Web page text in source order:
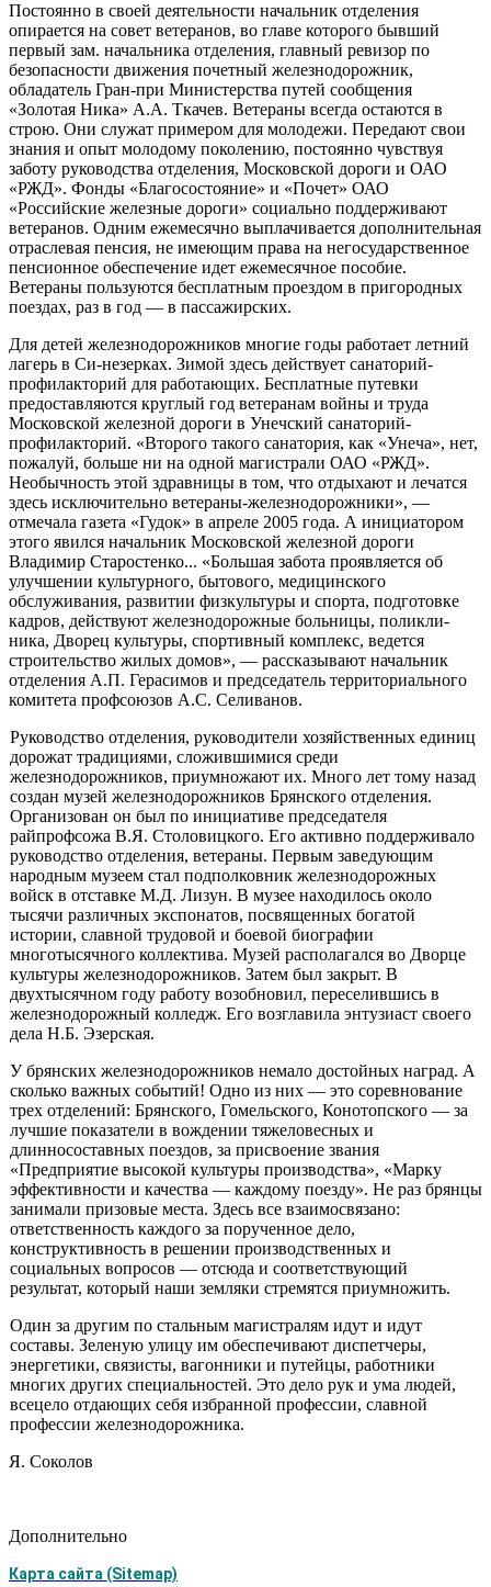
Постоянно в своей деятельности начальник отделения
опирается на совет ве­теранов, во главе которого бывший
первый зам. начальника отделения, главный ревизор по
безопасности движения почетный железнодорожник,
обладатель Гран-при Министерства путей сообщения
«Золотая Ника» А.А. Ткачев. Вете­раны всегда остаются в
строю. Они служат примером для молодежи. Передают свои
знания и опыт молодому поколению, постоянно чувствуя
заботу руководс­тва отделения, Московской дороги и ОАО
«РЖД». Фонды «Благосостояние» и «Почет» ОАО
«Российские железные дороги» социально поддерживают
вете­ранов. Одним ежемесячно выплачивается дополнительная
отраслевая пенсия, не имеющим права на негосударственное
пенсионное обеспечение идет еже­месячное пособие.
Ветераны пользуются бесплатным проездом в пригородных
поездах, раз в год — в пассажирских.
Для детей железнодорожников многие годы работает летний
лагерь в Си-незерках. Зимой здесь действует санаторий-
профилакторий для работающих. Бесплатные путевки
предоставляются круглый год ветеранам войны и труда
Московской железной дороги в Унечский санаторий-
профилакторий. «Второго такого санатория, как «Унеча», нет,
пожалуй, больше ни на одной магистрали ОАО «РЖД».
Необычность этой здравницы в том, что отдыхают и лечатся
здесь исключительно ветераны-железнодорожники», —
отмечала газета «Гудок» в ап­реле 2005 года. А инициатором
этого явился начальник Московской железной дороги
Владимир Старостенко... «Большая забота проявляется об
улучшении культурного, бытового, медицинского
обслуживания, развитии физкультуры и спорта, подготовке
кадров, действуют железнодорожные больницы, поликли­
ника, Дворец культуры, спортивный комплекс, ведется
строительство жилых домов», — рассказывают начальник
отделения А.П. Герасимов и председатель территориального
комитета профсоюзов А.С. Селиванов.
Руководство отделения, руководители хозяйственных единиц
дорожат тради­циями, сложившимися среди
железнодорожников, приумножают их. Много лет тому назад
создан музей железнодорожников Брянского отделения.
Организован он был по инициативе председателя
райпрофсожа В.Я. Столовицкого. Его актив­но поддерживало
руководство отделения, ветераны. Первым заведующим
народ­ным музеем стал подполковник железнодорожных
войск в отставке М.Д. Лизун. В музее находилось около
тысячи различных экспонатов, посвященных богатой
истории, славной трудовой и боевой биографии
многотысячного коллектива. Музей располагался во Дворце
культуры железнодорожников. Затем был закрыт. В
двухтысячном году работу возобновил, переселившись в
железнодорожный колледж. Его возглавила энтузиаст своего
дела Н.Б. Эзерская.
У брянских железнодорожников немало достойных наград. А
сколько важ­ных событий! Одно из них — это соревнование
трех отделений: Брянского, Го­мельского, Конотопского — за
лучшие показатели в вождении тяжеловесных и
длинносоставных поездов, за присвоение звания
«Предприятие высокой куль­туры производства», «Марку
эффективности и качества — каждому поезду». Не раз брянцы
занимали призовые места. Здесь все взаимосвязано:
ответственность каждого за порученное дело,
конструктивность в решении производственных и
социальных вопросов — отсюда и соответствующий
результат, который наши земляки стремятся приумножить.
Один за другим по стальным магистралям идут и идут
составы. Зеленую ули­цу им обеспечивают диспетчеры,
энергетики, связисты, вагонники и путейцы, работники
многих других специальностей. Это дело рук и ума людей,
всецело отдающих себя избранной профессии, славной
профессии железнодорожника.
Я. Соколов
Дополнительно
Карта сайта (Sitemap)